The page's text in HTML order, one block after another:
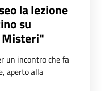
la lezione
su
Misteri"
un incontro che fa
aperto alla